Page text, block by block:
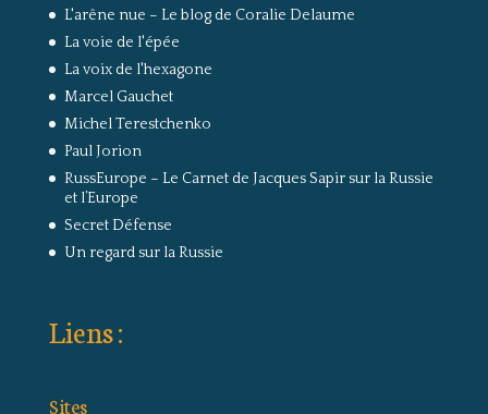
L'arêne nue – Le blog de Coralie Delaume
La voie de l'épée
La voix de l'hexagone
Marcel Gauchet
Michel Terestchenko
Paul Jorion
RussEurope – Le Carnet de Jacques Sapir sur la Russie
et l’Europe
Secret Défense
Un regard sur la Russie
Liens :
Sites